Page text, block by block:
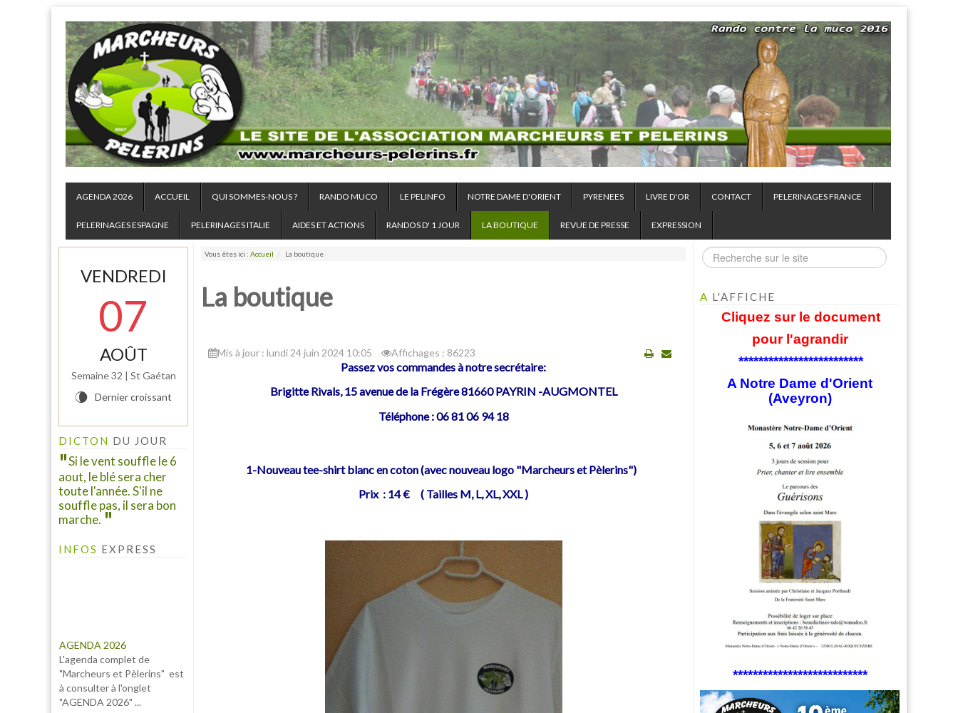
AGENDA 2026 ACCUEIL QUI SOMMES-NOUS ? RANDO MUCO LE PELINFO NOTRE DAME D'ORIENT PYRENEES LIVRE D'OR CONTACT PELERINAGES FRANCE
PELERINAGES ESPAGNE PELERINAGES ITALIE AIDES ET ACTIONS RANDOS D' 1 JOUR LA BOUTIQUE REVUE DE PRESSE EXPRESSION
Vous êtes ici : Accueil / La boutique
La boutique
Mis à jour : lundi 24 juin 2024 10:05 Affichages : 86223
Passez vos commandes à notre secrétaire:
Brigitte Rivals, 15 avenue de la Frégère 81660 PAYRIN -AUGMONTEL
Téléphone : 06 81 06 94 18
1-Nouveau tee-shirt blanc en coton (avec nouveau logo "Marcheurs et Pèlerins")
Prix : 14 € ( Tailles M, L, XL, XXL )
VENDREDI
07
AOÛT
Semaine 32 | St Gaétan
V Dernier croissant
DICTON DU JOUR
Si le vent souffle le 6
aout, le blé sera cher
toute l'année. S'il ne
souffle pas, il sera bon
marche.
INFOS EXPRESS
INFO PELINFO
juillet 2026 vient de sortir :
A consulter à la rubrique "LE
PELINFO"...
"AGENDA 2026" ...
A L'AFFICHE
Cliquez sur le document
pour l'agrandir
*************************
A Notre Dame d'Orient
(Aveyron)
***************************